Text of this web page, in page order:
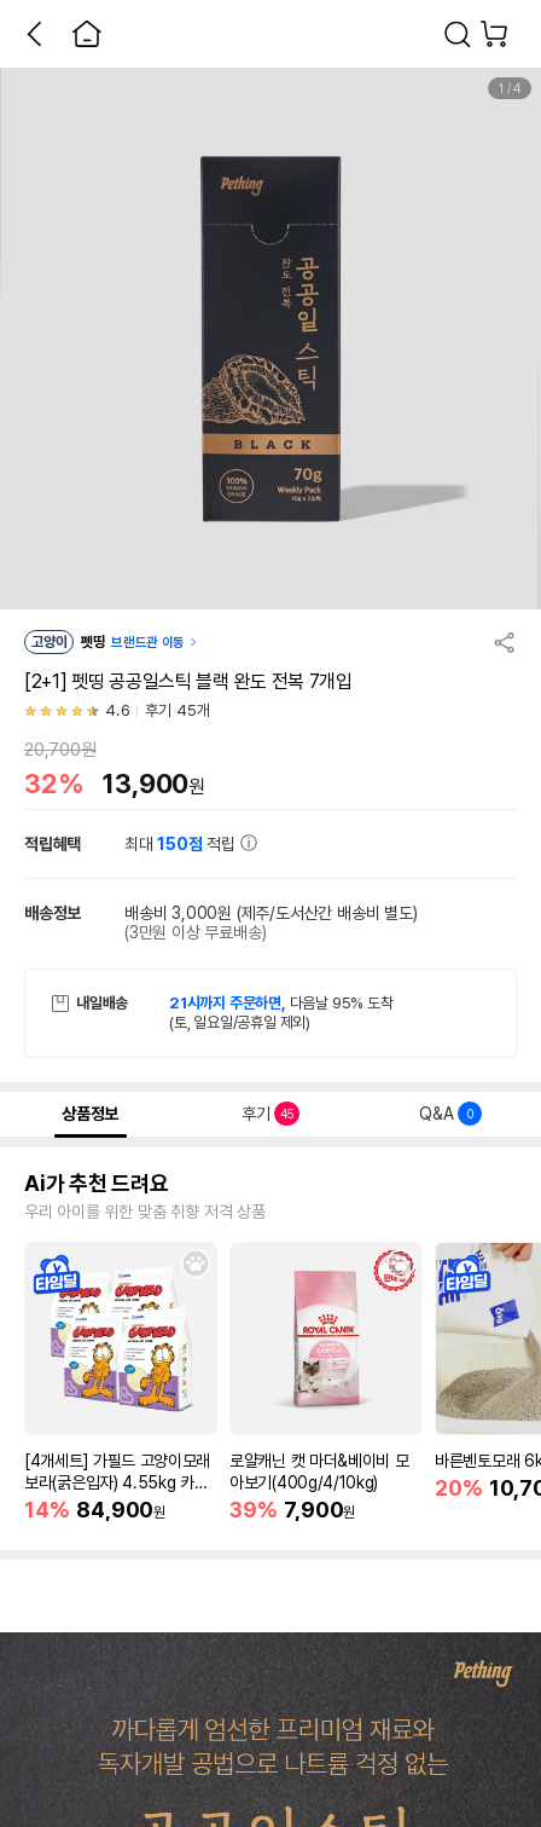
1 /4
고양이 펫띵 브랜드관 이동
[2+1] 펫띵 공공일스틱 블랙 완도 전복 7개입
4.6 후기 45개
20,700원
32% 13,900원
적립혜택 최대150점 적립
배송정보 배송비 3,000원 (제주/도서산간 배송비 별도)
(3만원 이상 무료배송)
내일배송 21시까지 주문하면, 다음날 95% 도착
(토, 일요일/공휴일 제외)
상품정보 후기 45 Q&A 0
Ai가 추천 드려요
우리 아이를 위한 맞춤 취향 저격 상품
[4개세트] 가필드 고양이모래
보라(굵은입자) 4.55kg 카사
바모래
14% 84,900원
로얄캐닌 캣 마더&베이비 모
아보기(400g/4/10kg)
39% 7,900원
바른벤토모래
20%